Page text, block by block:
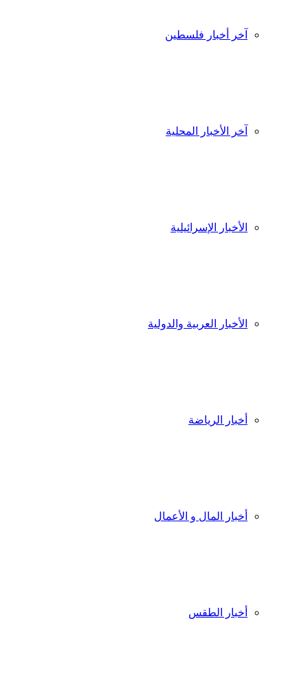
آخر أخبار فلسطين
آخر الأخبار المحلية
الأخبار الإسرائيلية
الأخبار العربية والدولية
أخبار الرياضة
أخبار المال و الأعمال
أخبار الطقس